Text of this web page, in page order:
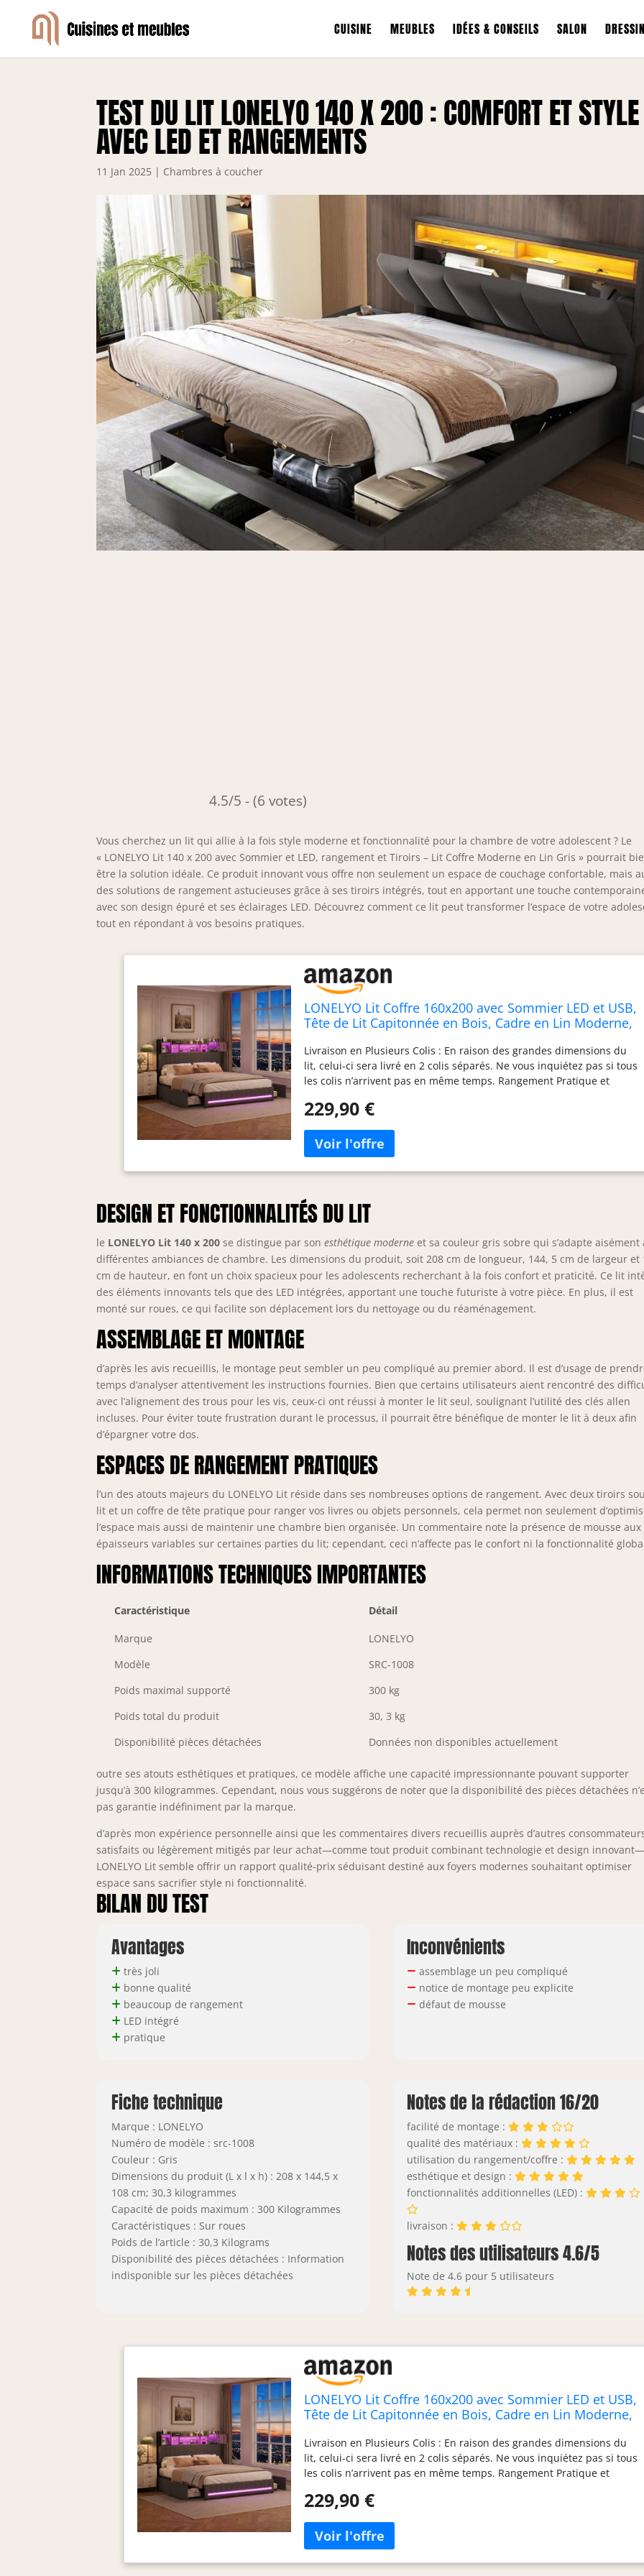
CUISINE MEUBLES IDÉES & CONSEILS SALON
TEST DU LIT LONELYO 140 X 200 : COMFORT ET STYLE
AVEC LED ET RANGEMENTS
11 Jan 2025 | Chambres à coucher
4.5/5 - (6 votes)
Vous cherchez un lit qui allie à la fois style moderne et fonctionnalité pour la chambre de votre adolescent ? Le
« LONELYO Lit 140 x 200 avec Sommier et LED, rangement et Tiroirs – Lit Coffre Moderne en Lin Gris » pourrait
être la solution idéale. Ce produit innovant vous offre non seulement un espace de couchage confortable, mais
des solutions de rangement astucieuses grâce à ses tiroirs intégrés, tout en apportant une touche
avec son design épuré et ses éclairages LED. Découvrez comment ce lit peut transformer l’espace de votre
tout en répondant à vos besoins pratiques.
LONELYO Lit Coffre 160x200 avec Sommier LED et USB,
Tête de Lit Capitonnée en Bois, Cadre en Lin Moderne,
Livraison en Plusieurs Colis : En raison des grandes dimensions du
lit, celui-ci sera livré en 2 colis séparés. Ne vous inquiétez pas si tous
les colis n’arrivent pas en même temps. Rangement Pratique et
de rangement pour vos vêtements, literie et accessoires. Leur
sur des tapis. Tête de Lit Fonctionnelle avec Éclairage LED : Intégrant
des étagères pratiques et un éclairage LED ajustable, cette tête de lit
ajoute non seulement de la lumière, mais permet également de
Élégant et Confortable : Le revêtement en lin gris, doux au toucher et
durable, apporte une touche moderne à votre chambre à coucher,
Fiable : Conçu avec un sommier en bois de haute qualité et un cadre
en métal résistant, ce lit offre une stabilité exceptionnelle et peut
supporter jusqu'à 250 kg, pour une durabilité à long terme.
229,90 €
DESIGN ET FONCTIONNALITÉS DU LIT
le LONELYO Lit 140 x 200 se distingue par sonesthétique moderne et sa couleur gris sobre qui s’adapte aisément
différentes ambiances de chambre. Les dimensions du produit, soit 208 cm de longueur, 144, 5 cm de largeur et
cm de hauteur, en font un choix spacieux pour les adolescents recherchant à la fois confort et praticité. Ce lit
des éléments innovants tels que des LED intégrées, apportant une touche futuriste à votre pièce. En plus, il est
monté sur roues, ce qui facilite son déplacement lors du nettoyage ou du réaménagement.
ASSEMBLAGE ET MONTAGE
d’après les avis recueillis, le montage peut sembler un peu compliqué au premier abord. Il est d’usage de
temps d’analyser attentivement les instructions fournies. Bien que certains utilisateurs aient rencontré des
avec l’alignement des trous pour les vis, ceux-ci ont réussi à monter le lit seul, soulignant l’utilité des clés allen
incluses. Pour éviter toute frustration durant le processus, il pourrait être bénéfique de monter le lit à deux afin
d’épargner votre dos.
ESPACES DE RANGEMENT PRATIQUES
l’un des atouts majeurs du LONELYO Lit réside dans ses nombreuses options de rangement. Avec deux tiroirs
lit et un coffre de tête pratique pour ranger vos livres ou objets personnels, cela permet non seulement
l’espace mais aussi de maintenir une chambre bien organisée. Un commentaire note la présence de mousse aux
épaisseurs variables sur certaines parties du lit; cependant, ceci n’affecte pas le confort ni la fonctionnalité
INFORMATIONS TECHNIQUES IMPORTANTES
Caractéristique Détail
Marque
LONELYO
Modèle
SRC-1008
Poids maximal supporté
300 kg
Poids total du produit
30, 3 kg
Disponibilité pièces détachées
Données non disponibles actuellement
outre ses atouts esthétiques et pratiques, ce modèle affiche une capacité impressionnante pouvant supporter
jusqu’à 300 kilogrammes. Cependant, nous vous suggérons de noter que la disponibilité des pièces détachées
pas garantie indéfiniment par la marque.
d’après mon expérience personnelle ainsi que les commentaires divers recueillis auprès d’autres
satisfaits ou légèrement mitigés par leur achat—comme tout produit combinant technologie et design
LONELYO Lit semble offrir un rapport qualité-prix séduisant destiné aux foyers modernes souhaitant optimiser
espace sans sacrifier style ni fonctionnalité.
BILAN DU TEST
Avantages
très joli
bonne qualité
beaucoup de rangement
LED intégré
pratique
Inconvénients
assemblage un peu compliqué
notice de montage peu explicite
défaut de mousse
Fiche technique
Marque : LONELYO
Numéro de modèle : src-1008
Couleur : Gris
Dimensions du produit (L x l x h) : 208 x 144,5 x
108 cm; 30,3 kilogrammes
Capacité de poids maximum : 300 Kilogrammes
Caractéristiques : Sur roues
Poids de l’article : 30,3 Kilograms
Disponibilité des pièces détachées : Information
indisponible sur les pièces détachées
Notes de la rédaction 16/20
facilité de montage :
qualité des matériaux :
utilisation du rangement/coffre :
esthétique et design :
fonctionnalités additionnelles (LED) :
livraison :
Notes des utilisateurs 4.6/5
Note de 4.6 pour 5 utilisateurs
LONELYO Lit Coffre 160x200 avec Sommier LED et USB,
Tête de Lit Capitonnée en Bois, Cadre en Lin Moderne,
Livraison en Plusieurs Colis : En raison des grandes dimensions du
lit, celui-ci sera livré en 2 colis séparés. Ne vous inquiétez pas si tous
les colis n’arrivent pas en même temps. Rangement Pratique et
de rangement pour vos vêtements, literie et accessoires. Leur
sur des tapis. Tête de Lit Fonctionnelle avec Éclairage LED : Intégrant
des étagères pratiques et un éclairage LED ajustable, cette tête de lit
ajoute non seulement de la lumière, mais permet également de
229,90 €